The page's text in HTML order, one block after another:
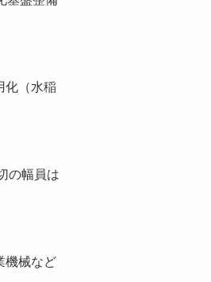
化（水稲
の幅員は
機械など